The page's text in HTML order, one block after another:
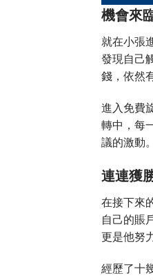
機會來
就在小張
發現自己
錢，依然
進入免費
轉中，每
議的激動。
連連獲
在接下來
自己的賬
更是他努
經歷了十